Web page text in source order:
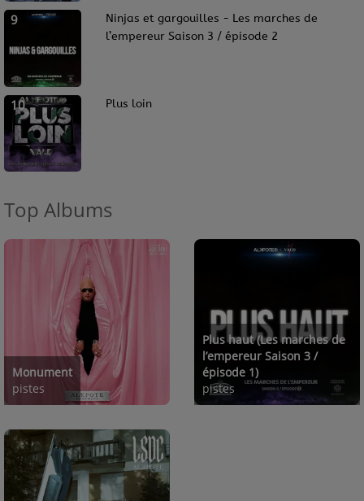
9
Ninjas et gargouilles - Les marches de
l’empereur Saison 3 / épisode 2
10 Plus loin
Top Albums
Monument
pistes
Plus haut (Les marches de
l’empereur Saison 3 /
épisode 1)
pistes